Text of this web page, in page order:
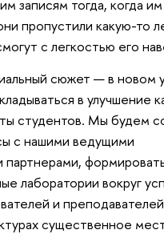
записям тогда, когда
пропустили какую-то
с легкостью его
сюжет — в новом
в улучшение
студентов. Мы будем
с нашими ведущими
партнерами,
лаборатории вокруг
и
существенное